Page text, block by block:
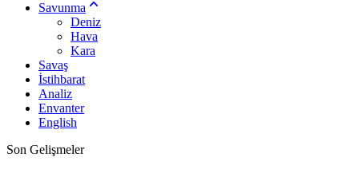
Savunma
Deniz
Hava
Kara
Savaş
İstihbarat
Analiz
Envanter
English
Son Gelişmeler